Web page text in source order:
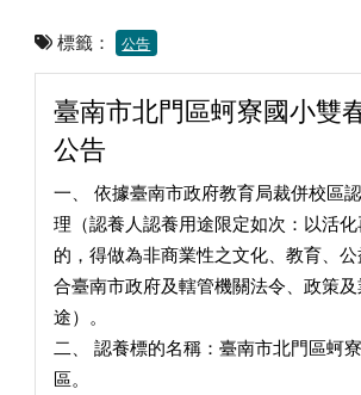
標籤： 公告
臺南市北門區蚵寮國小雙
公告
一、 依據臺南市政府教育局裁併校區
理（認養人認養用途限定如次：以活化
的，得做為非商業性之文化、教育、
合臺南市政府及轄管機關法令、政策
途）。
二、 認養標的名稱：臺南市北門區蚵
區。